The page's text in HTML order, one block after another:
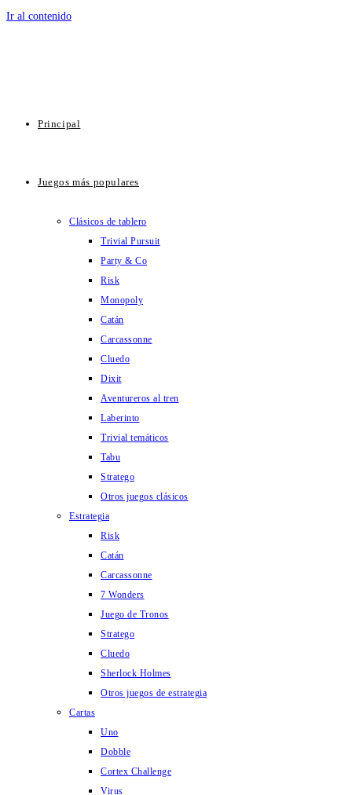
Ir al contenido
Principal
Juegos más populares
Clásicos de tablero
Trivial Pursuit
Party & Co
Risk
Monopoly
Catán
Carcassonne
Cluedo
Dixit
Aventureros al tren
Laberinto
Trivial temáticos
Tabu
Stratego
Otros juegos clásicos
Estrategia
Risk
Catán
Carcassonne
7 Wonders
Juego de Tronos
Stratego
Cluedo
Sherlock Holmes
Otros juegos de estrategia
Cartas
Uno
Dobble
Cortex Challenge
Virus